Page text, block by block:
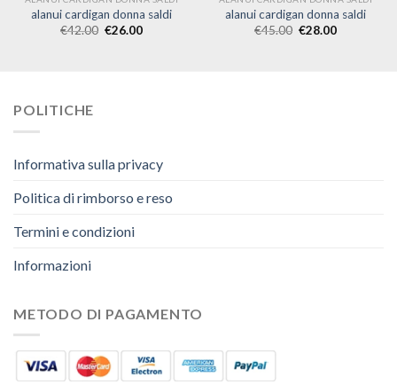
alanui cardigan donna saldi
€42.00 €26.00
alanui cardigan donna saldi
€45.00 €28.00
POLITICHE
Informativa sulla privacy
Politica di rimborso e reso
Termini e condizioni
Informazioni
METODO DI PAGAMENTO